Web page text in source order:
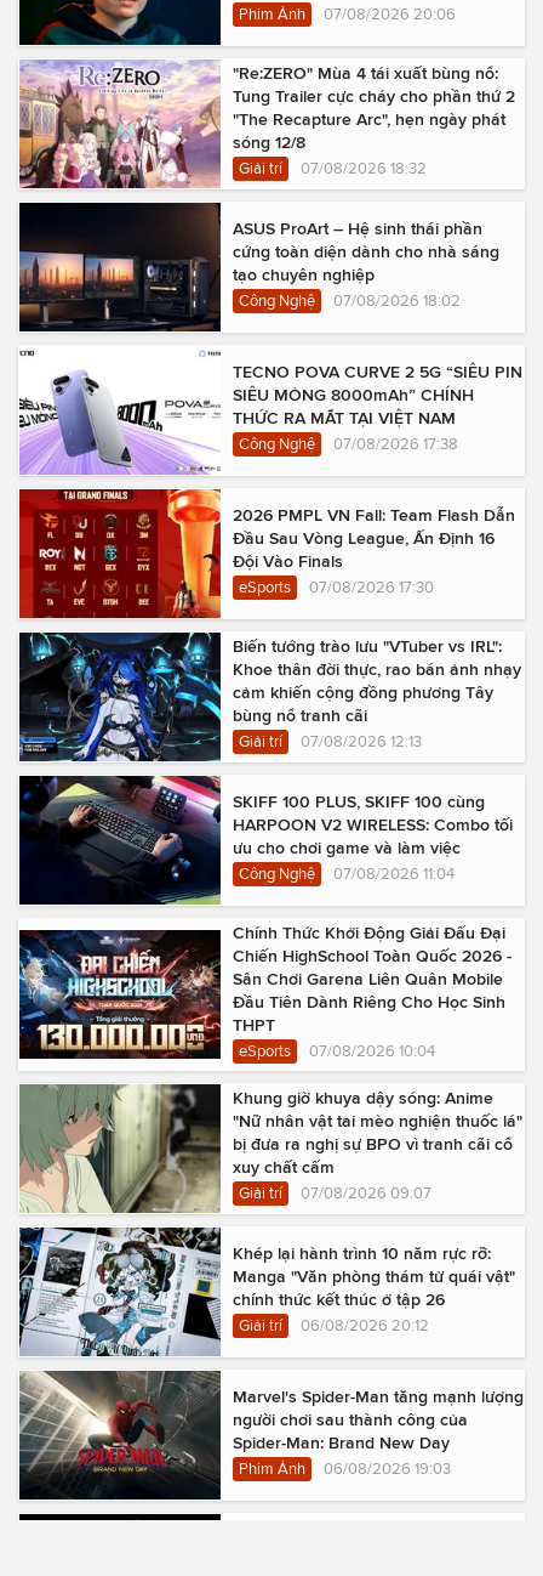
Phim Ảnh 07/08/2026 20:06
"Re:ZERO" Mùa 4 tái xuất bùng nổ:
Tung Trailer cực cháy cho phần thứ 2
"The Recapture Arc", hẹn ngày phát
sóng 12/8
Giải trí 07/08/2026 18:32
ASUS ProArt – Hệ sinh thái phần
cứng toàn diện dành cho nhà sáng
tạo chuyên nghiệp
Công Nghệ 07/08/2026 18:02
TECNO POVA CURVE 2 5G “SIÊU PIN
SIÊU MỎNG 8000mAh” CHÍNH
THỨC RA MẮT TẠI VIỆT NAM
Công Nghệ 07/08/2026 17:38
2026 PMPL VN Fall: Team Flash Dẫn
Đầu Sau Vòng League, Ấn Định 16
Đội Vào Finals
eSports 07/08/2026 17:30
Biến tướng trào lưu "VTuber vs IRL":
Khoe thân đời thực, rao bán ảnh nhạy
cảm khiến cộng đồng phương Tây
bùng nổ tranh cãi
Giải trí 07/08/2026 12:13
SKIFF 100 PLUS, SKIFF 100 cùng
HARPOON V2 WIRELESS: Combo tối
ưu cho chơi game và làm việc
Công Nghệ 07/08/2026 11:04
Chính Thức Khởi Động Giải Đấu Đại
Chiến HighSchool Toàn Quốc 2026 -
Sân Chơi Garena Liên Quân Mobile
Đầu Tiên Dành Riêng Cho Học Sinh
THPT
eSports 07/08/2026 10:04
Khung giờ khuya dậy sóng: Anime
"Nữ nhân vật tai mèo nghiện thuốc lá"
bị đưa ra nghị sự BPO vì tranh cãi cổ
xuy chất cấm
Giải trí 07/08/2026 09:07
Khép lại hành trình 10 năm rực rỡ:
Manga "Văn phòng thám tử quái vật"
chính thức kết thúc ở tập 26
Giải trí 06/08/2026 20:12
Marvel's Spider-Man tăng mạnh lượng
người chơi sau thành công của
Spider-Man: Brand New Day
Phim Ảnh 06/08/2026 19:03